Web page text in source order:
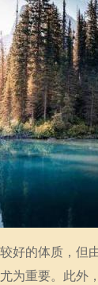
好的体质，
为重要。此外